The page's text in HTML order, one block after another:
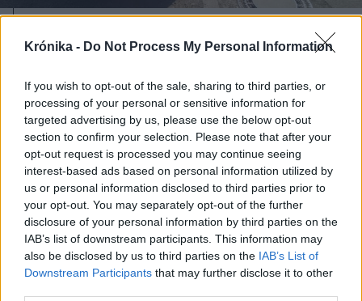
Krónika - Do Not Process My Personal Information
If you wish to opt-out of the sale, sharing to third parties, or
processing of your personal or sensitive information for
targeted advertising by us, please use the below opt-out
section to confirm your selection. Please note that after your
opt-out request is processed you may continue seeing
interest-based ads based on personal information utilized by
us or personal information disclosed to third parties prior to
your opt-out. You may separately opt-out of the further
disclosure of your personal information by third parties on the
IAB’s list of downstream participants. This information may
also be disclosed by us to third parties on the IAB’s List of
Downstream Participants that may further disclose it to other
Szatmárban a Nagy-Britanniából
körözött haszonjármű